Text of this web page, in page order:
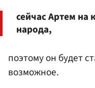
сейчас Артем на
народа,
поэтому он будет
возможное.